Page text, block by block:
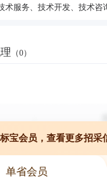
（0）
宝会员，查看更多招采
单省会员